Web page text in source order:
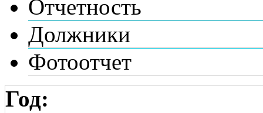
Отчетность
Должники
Фотоотчет
Год: